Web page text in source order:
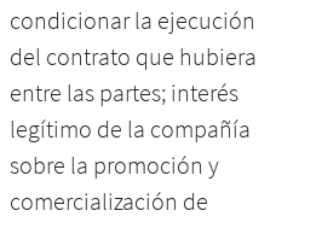
condicionar la ejecución
del contrato que hubiera
entre las partes; interés
legítimo de la compañía
sobre la promoción y
comercialización de